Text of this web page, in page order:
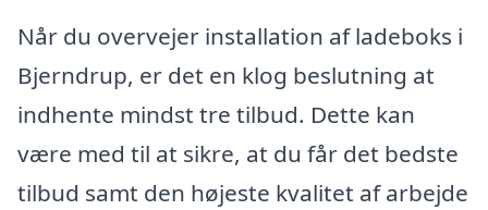
Når du overvejer installation af ladeboks i
Bjerndrup, er det en klog beslutning at
indhente mindst tre tilbud. Dette kan
være med til at sikre, at du får det bedste
tilbud samt den højeste kvalitet af arbejde